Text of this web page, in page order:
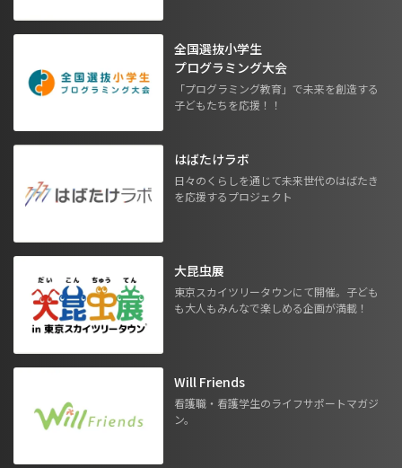
全国選抜小学生
プログラミング大会
「プログラミング教育」で未来を創造する
子どもたちを応援！！
はばたけラボ
日々のくらしを通じて未来世代のはばたき
を応援するプロジェクト
大昆虫展
東京スカイツリータウンにて開催。子ども
も大人もみんなで楽しめる企画が満載！
Will Friends
看護職・看護学生のライフサポートマガジ
ン。